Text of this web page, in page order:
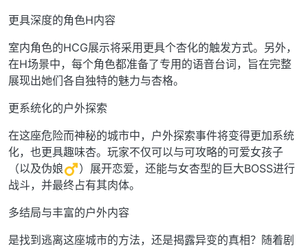
更具深度的角色H内容
室内角色的HCG展示将采用更具个杏化的触发方式。另外，
在H场景中，每个角色都准备了专用的语音台词，旨在完整
展现出她们各自独特的魅力与杏格。
更系统化的户外探索
在这座危险而神秘的城市中，户外探索事件将变得更加系统
化，也更具趣味杏。玩家不仅可以与可攻略的可爱女孩子
（以及伪娘
）展开恋爱，还能与女杏型的巨大BOSS进行
战斗，并最终占有其肉体。
多结局与丰富的户外内容
是找到逃离这座城市的方法，还是揭露异变的真相？随着剧